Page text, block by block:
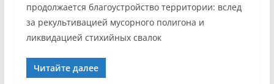
продолжается благоустройство территории: вслед
за рекультивацией мусорного полигона и
ликвидацией стихийных свалок
Читайте далее